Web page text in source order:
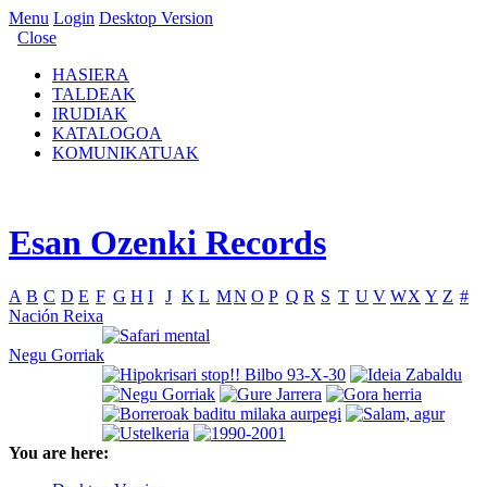
Menu Login Desktop Version
Close
HASIERA
TALDEAK
IRUDIAK
KATALOGOA
KOMUNIKATUAK
Esan Ozenki Records
A B C D E F G H I J K L MN O P Q R S T U V WX Y Z #
Nación Reixa
Negu Gorriak
You are here: